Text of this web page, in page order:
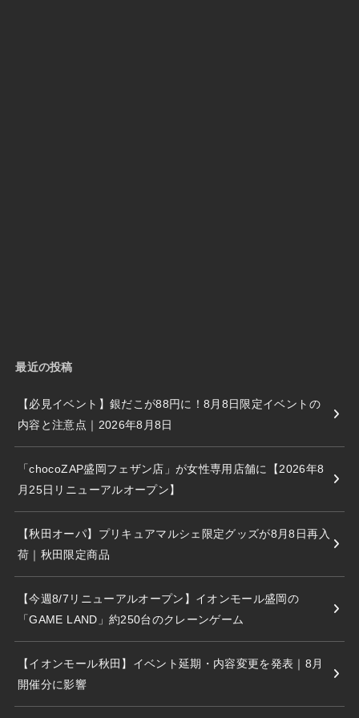
最近の投稿
【必見イベント】銀だこが88円に！8月8日限定イベントの
内容と注意点｜2026年8月8日
「chocoZAP盛岡フェザン店」が女性専用店舗に【2026年8
月25日リニューアルオープン】
【秋田オーパ】プリキュアマルシェ限定グッズが8月8日再入
荷｜秋田限定商品
【今週8/7リニューアルオープン】イオンモール盛岡の
「GAME LAND」約250台のクレーンゲーム
【イオンモール秋田】イベント延期・内容変更を発表｜8月
開催分に影響